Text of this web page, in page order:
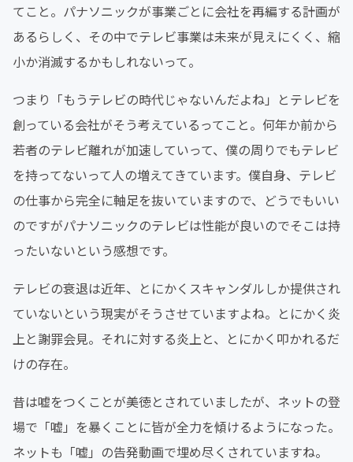
てこと。パナソニックが事業ごとに会社を再編する計画が
あるらしく、その中でテレビ事業は未来が見えにくく、縮
小か消滅するかもしれないって。
つまり「もうテレビの時代じゃないんだよね」とテレビを
創っている会社がそう考えているってこと。何年か前から
若者のテレビ離れが加速していって、僕の周りでもテレビ
を持ってないって人の増えてきています。僕自身、テレビ
の仕事から完全に軸足を抜いていますので、どうでもいい
のですがパナソニックのテレビは性能が良いのでそこは持
ったいないという感想です。
テレビの衰退は近年、とにかくスキャンダルしか提供され
ていないという現実がそうさせていますよね。とにかく炎
上と謝罪会見。それに対する炎上と、とにかく叩かれるだ
けの存在。
昔は嘘をつくことが美徳とされていましたが、ネットの登
場で「嘘」を暴くことに皆が全力を傾けるようになった。
ネットも「嘘」の告発動画で埋め尽くされていますね。